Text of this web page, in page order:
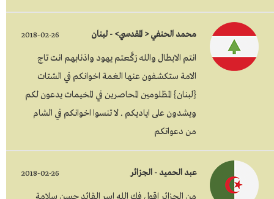
محمد الحنفي < المقدسي> - لبنان 2018-02-26
انتم الابطال والله رَكَّعتم يهود واذنابهم انت تاج
الامة ستكشفون عنها الغمة اخوانكم في الشتات
{لبنان} المظلومين المحاصرين في المخيمات يدعون لكم
ويشدون على اياديكم . لا تنسوا اخوانكم في الشام
من دعواتكم
عبد الحميد - الجزائر 2018-02-26
من الجزائر اقول فك الله اسر القائد حسن سلامة